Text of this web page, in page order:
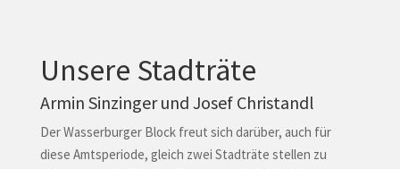
Unsere Stadträte
Armin Sinzinger und Josef Christandl
Der Wasserburger Block freut sich darüber, auch für
diese Amtsperiode, gleich zwei Stadträte stellen zu